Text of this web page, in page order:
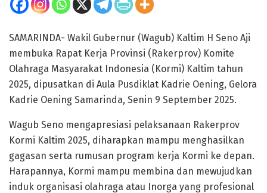
SAMARINDA- Wakil Gubernur (Wagub) Kaltim H Seno Aji
membuka Rapat Kerja Provinsi (Rakerprov) Komite
Olahraga Masyarakat Indonesia (Kormi) Kaltim tahun
2025, dipusatkan di Aula Pusdiklat Kadrie Oening, Gelora
Kadrie Oening Samarinda, Senin 9 September 2025.
Wagub Seno mengapresiasi pelaksanaan Rakerprov
Kormi Kaltim 2025, diharapkan mampu menghasilkan
gagasan serta rumusan program kerja Kormi ke depan.
Harapannya, Kormi mampu membina dan mewujudkan
induk organisasi olahraga atau Inorga yang profesional